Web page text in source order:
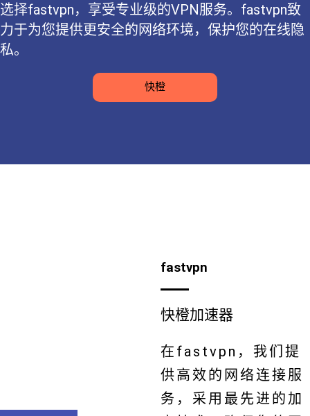
选择fastvpn，享受专业级的VPN服务。fastvpn致
力于为您提供更安全的网络环境，保护您的在线隐
私。
快橙
fastvpn
快橙加速器
在fastvpn，我们提
供高效的网络连接服
务，采用最先进的加